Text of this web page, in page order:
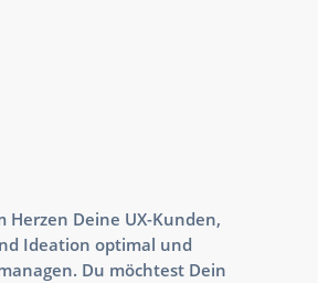
Herzen Deine UX-Kunden,
Ideation optimal und
Du möchtest Dein